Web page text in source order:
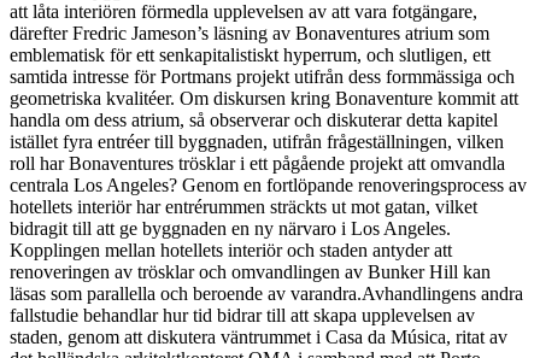
att låta interiören förmedla upplevelsen av att vara fotgängare,
därefter Fredric Jameson’s läsning av Bonaventures atrium som
emblematisk för ett senkapitalistiskt hyperrum, och slutligen, ett
samtida intresse för Portmans projekt utifrån dess formmässiga och
geometriska kvalitéer. Om diskursen kring Bonaventure kommit att
handla om dess atrium, så observerar och diskuterar detta kapitel
istället fyra entréer till byggnaden, utifrån frågeställningen, vilken
roll har Bonaventures trösklar i ett pågående projekt att omvandla
centrala Los Angeles? Genom en fortlöpande renoveringsprocess av
hotellets interiör har entrérummen sträckts ut mot gatan, vilket
bidragit till att ge byggnaden en ny närvaro i Los Angeles.
Kopplingen mellan hotellets interiör och staden antyder att
renoveringen av trösklar och omvandlingen av Bunker Hill kan
läsas som parallella och beroende av varandra.Avhandlingens andra
fallstudie behandlar hur tid bidrar till att skapa upplevelsen av
staden, genom att diskutera väntrummet i Casa da Música, ritat av